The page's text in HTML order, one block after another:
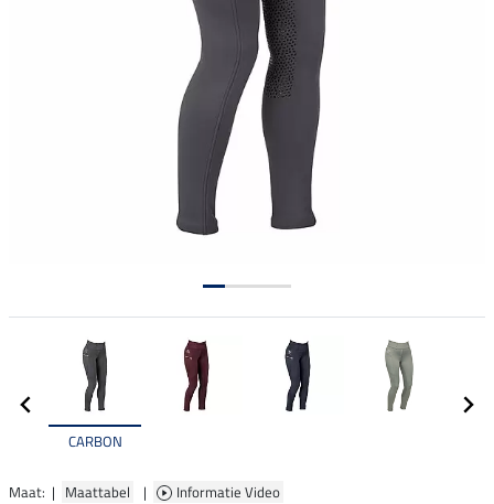
CARBON
Maat: | Maattabel | Informatie Video